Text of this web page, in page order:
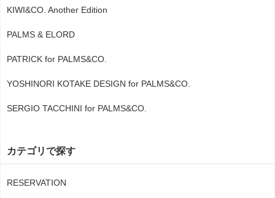
KIWI&CO. Another Edition
PALMS & ELORD
PATRICK for PALMS&CO.
YOSHINORI KOTAKE DESIGN for PALMS&CO.
SERGIO TACCHINI for PALMS&CO.
カテゴリで探す
RESERVATION